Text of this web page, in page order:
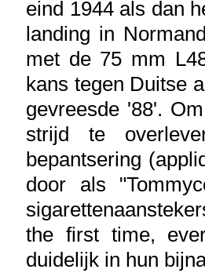
eind 1944 als dan
landing in
met de 75 mm
kans tegen Duitse
gevreesde '88'.
strijd te
bepantsering
door als
the first time,
duidelijk in hun